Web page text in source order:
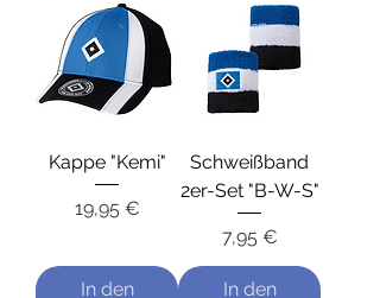
Kappe "Kemi"
Preis
19,95 €
In den
Schweißband
2er-Set "B-W-S"
Preis
7,95 €
In den